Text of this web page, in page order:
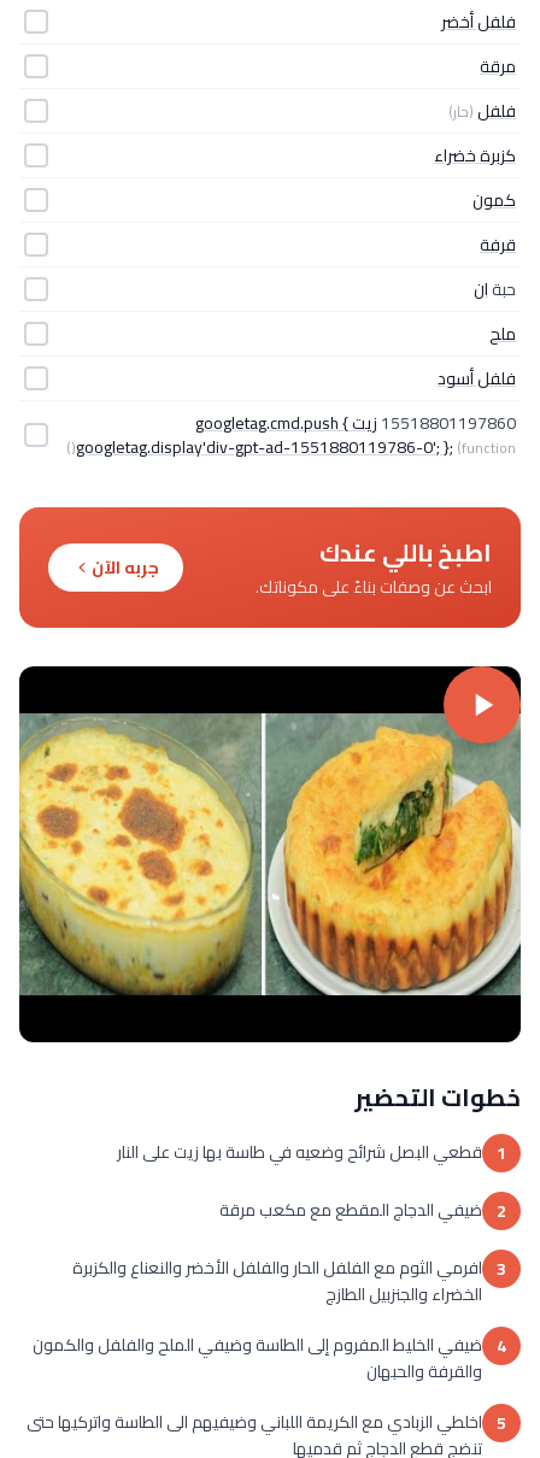
فلفل أخضر
مرقة
فلفل(حار)
كزبرة خضراء
كمون
قرفة
حبةان
ملح
فلفل أسود
15518801197860
زيت googletag.cmd.push {
googletag.display'div-gpt-ad-1551880119786-0'; }; (function()
اطبخ باللي عندك
ابحث عن وصفات بناءً على مكوناتك.
جربه الآن
خطوات التحضير
1 قطعي البصل شرائح وضعيه في طاسة بها زيت على النار
2 ضيفي الدجاج المقطع مع مكعب مرقة
3 افرمي الثوم مع الفلفل الحار والفلفل الأخضر والنعناع والكزبرة
الخضراء والجنزبيل الطازج
4 ضيفي الخليط المفروم إلى الطاسة وضيفي الملح والفلفل والكمون
والقرفة والحبهان
5 اخلطي الزبادي مع الكريمة اللباني وضيفيهم الى الطاسة واتركيها حتى
تنضج قطع الدجاج ثم قدميها